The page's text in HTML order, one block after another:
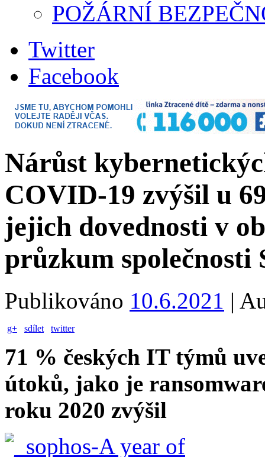
POŽÁRNÍ
Twitter
Facebook
Nárůst
COVID-19 zvýšil u
jejich dovednosti v
průzkum společnosti
Publikováno 10.6.2021 |
g+ sdílet twitter
71 % českých IT týmů
útoků, jako je
roku 2020 zvýšil